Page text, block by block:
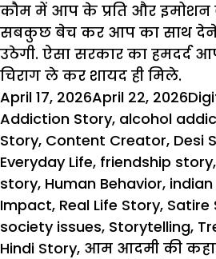
कौम में आप के प्रति और इमोशन
सबकुछ बेच कर आप का साथ
उठेगी. ऐसा सरकार का हमदर्द
चिराग ले कर शायद ही मिले.
Posted
on
April 17, 2026April 22, 2026
Addiction Story, alcohol
Story, Content Creator, Desi
Everyday Life, friendship story,
story, Human Behavior,
Impact, Real Life Story, Satire
society issues, Storytelling,
Hindi Story, आम आदमी की